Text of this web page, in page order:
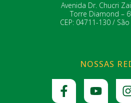
Avenida Dr. Chucri
Torre Diamond –
CEP: 04711-130 /
NOSSAS